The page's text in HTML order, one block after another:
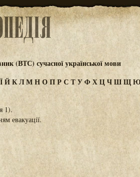
(ВТС) сучасної української мови
ЇЙКЛМНОПРС ТУФХЦЧШЩЮ
1).
евакуації.